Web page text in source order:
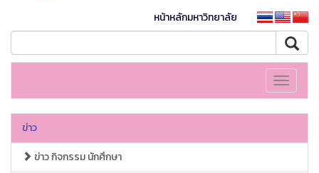
หน้าหลักมหาวิทยาลัย
Toggle
ข่าว
ข่าว กิจกรรม นักศึกษา